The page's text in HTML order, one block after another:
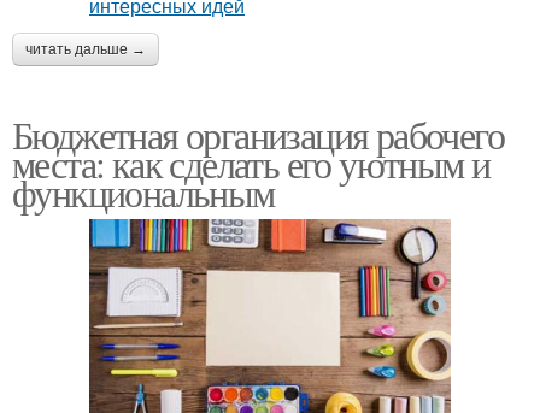
читать дальше →
Бюджетная организация рабочего
места: как сделать его уютным и
функциональным